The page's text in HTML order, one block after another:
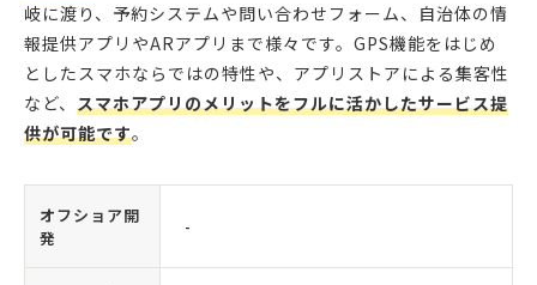
岐に渡り、予約システムや問い合わせフォーム、自治体の情
報提供アプリやARアプリまで様々です。GPS機能をはじめ
としたスマホならではの特性や、アプリストアによる集客性
など、 スマホアプリのメリットをフルに活かしたサービス提
供が可能です。
オフショア開
発
-